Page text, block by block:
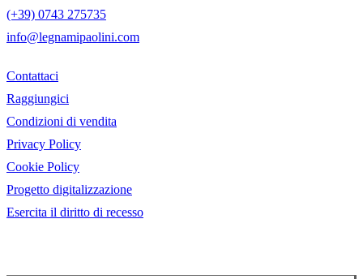
(+39) 0743 275735
info@legnamipaolini.com
Contattaci
Raggiungici
Condizioni di vendita
Privacy Policy
Cookie Policy
Progetto digitalizzazione
Esercita il diritto di recesso